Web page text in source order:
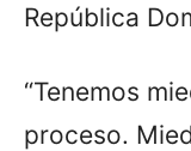
República
“Tenemos
proceso.